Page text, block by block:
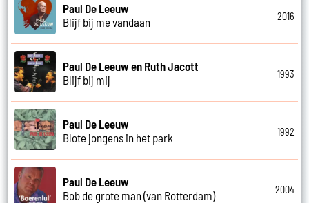
Paul De Leeuw
Blijf bij me vandaan
2016
Paul De Leeuw en Ruth Jacott
Blijf bij mij
1993
Paul De Leeuw
Blote jongens in het park
1992
Paul De Leeuw
Bob de grote man (van Rotterdam)
2004